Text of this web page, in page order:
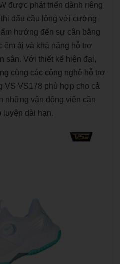
được phát triển dành riêng
đấu cầu lông với cường
hướng đến sự cân bằng
êm ái và khả năng hỗ trợ
sân. Với thiết kế hiện đại,
cùng các công nghệ hỗ trợ
VS VS178 phù hợp cho cả
những vận động viên cần
luyện dài hạn.